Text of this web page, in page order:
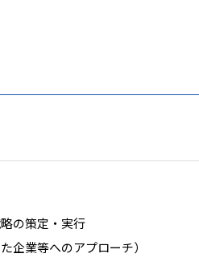
の策定・実行
企業等へのアプローチ）